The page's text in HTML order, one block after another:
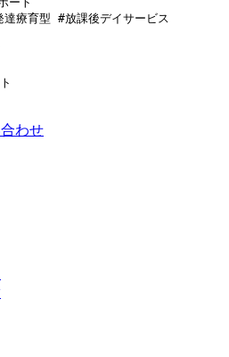
療育型 #放課後デイサービス